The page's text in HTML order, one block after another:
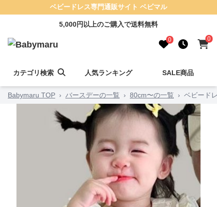
ベビードレス専門通販サイト ベビマル
5,000円以上のご購入で送料無料
0 0
カテゴリ検索 人気ランキング SALE商品
Babymaru TOP › バースデーの一覧 › 80cm〜の一覧 › ベビード